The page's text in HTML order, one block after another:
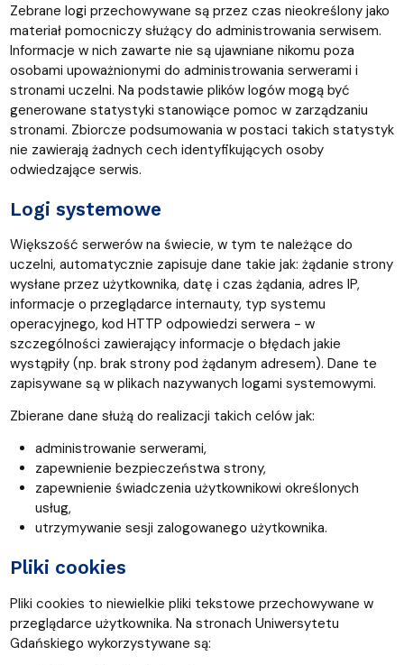
Zebrane logi przechowywane są przez czas nieokreślony jako
materiał pomocniczy służący do administrowania serwisem.
Informacje w nich zawarte nie są ujawniane nikomu poza
osobami upoważnionymi do administrowania serwerami i
stronami uczelni. Na podstawie plików logów mogą być
generowane statystyki stanowiące pomoc w zarządzaniu
stronami. Zbiorcze podsumowania w postaci takich statystyk
nie zawierają żadnych cech identyfikujących osoby
odwiedzające serwis.
Logi systemowe
Większość serwerów na świecie, w tym te należące do
uczelni, automatycznie zapisuje dane takie jak: żądanie strony
wysłane przez użytkownika, datę i czas żądania, adres IP,
informacje o przeglądarce internauty, typ systemu
operacyjnego, kod HTTP odpowiedzi serwera - w
szczególności zawierający informacje o błędach jakie
wystąpiły (np. brak strony pod żądanym adresem). Dane te
zapisywane są w plikach nazywanych logami systemowymi.
Zbierane dane służą do realizacji takich celów jak:
administrowanie serwerami,
zapewnienie bezpieczeństwa strony,
zapewnienie świadczenia użytkownikowi określonych
usług,
utrzymywanie sesji zalogowanego użytkownika.
Pliki cookies
Pliki cookies to niewielkie pliki tekstowe przechowywane w
przeglądarce użytkownika. Na stronach Uniwersytetu
Gdańskiego wykorzystywane są: